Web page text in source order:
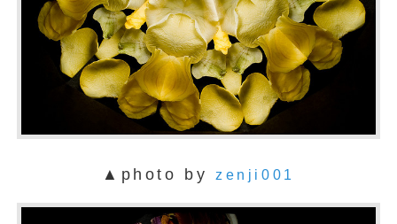
▲photo byzenji001